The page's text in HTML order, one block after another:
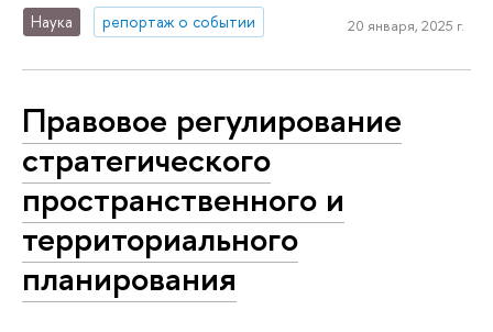
Наука репортаж о событии 20 января, 2025 г.
Правовое регулирование
стратегического
пространственного и
территориального
планирования